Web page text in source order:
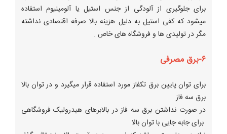
برای جلوگیری از آلودگی از جنس استیل یا آلومینیوم استفاده
میشود که کفی استیل به دلیل هزینه بالا صرفه اقتصادی نداشته
مگر در تولیدی ها و فروشگاه های خاص .
۶-برق مصرفی
برای توان پایین برق تکفاز مورد استفاده قرار میگیرد و در توان بالا
برق سه فاز
در صورت نداشتن برق سه فاز در بالابرهای هیدرولیک فروشگاهی
برای جابه جایی با توان بالا